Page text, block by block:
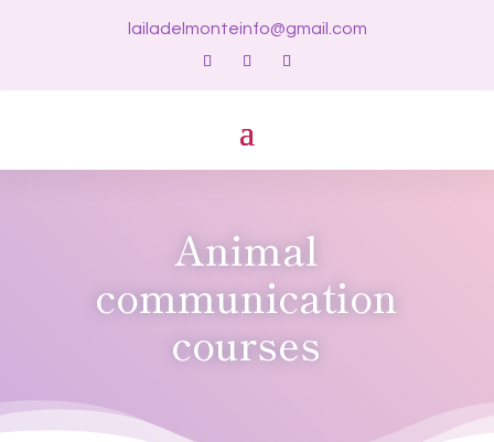
lailadelmonteinfo@gmail.com
Animal
communication
courses